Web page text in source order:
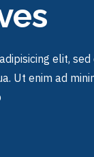
elit,
Ut enim ad